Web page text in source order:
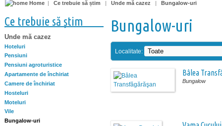
Home | Ce trebuie să știm | Unde mă cazez | Bungalow-uri
Ce trebuie să știm
Unde mă cazez
Hoteluri
Pensiuni
Pensiuni agroturistice
Apartamente de închiriat
Camere de închiriat
Hosteluri
Moteluri
Vile
Bungalow-uri
Bungalow-uri
Localitate:
Bâlea
Bungalow